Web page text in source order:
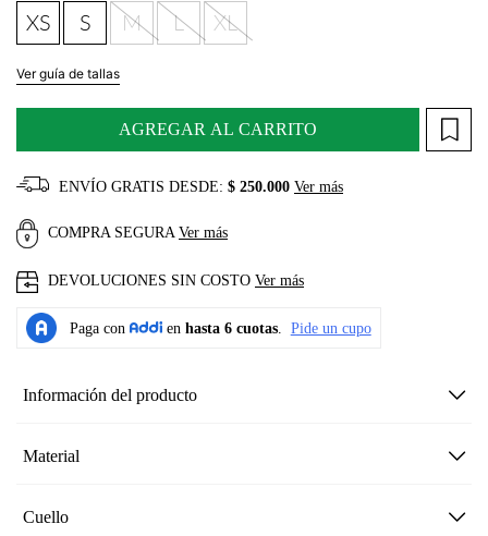
XS S M L XL
Ver guía de tallas
AGREGAR AL CARRITO
ENVÍO GRATIS DESDE: $ 250.000 Ver más
COMPRA SEGURA Ver más
DEVOLUCIONES SIN COSTO Ver más
Información del producto
Material
Cuello